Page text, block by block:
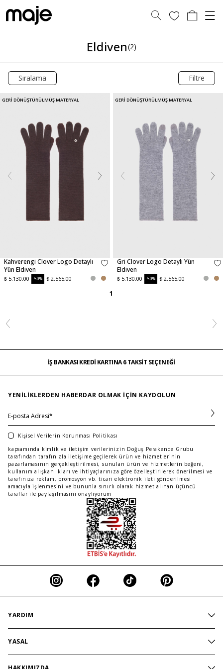
Eldiven(2)
Sıralama Filtre
GERİ DÖNÜŞTÜRÜLMÜŞ MATERYAL
Kahverengi Clover Logo Detaylı
Yün Eldiven
₺ 5.130,00 -50% ₺ 2.565,00
GERİ DÖNÜŞTÜRÜLMÜŞ MATERYAL
Gri Clover Logo Detaylı Yün
Eldiven
₺ 5.130,00 -50% ₺ 2.565,00
1
İŞ BANKASI KREDİ KARTINA 6 TAKSİT SEÇENEĞİ
…
YARDIM
Sık Sorulan Sorular
YASAL
YENILIKLERDEN HABERDAR OLMAK IÇIN KAYDOLUN
Kişisel Verilerin Korunması Politikası
kapsamında kimlik ve iletişim verilerinizin Doğuş Perakende Grubu
tarafından tarafınızla iletişime geçilerek ürün ve hizmetlerinin
pazarlamasının gerçekleştirilmesi, sunulan ürün ve hizmetlerin beğeni,
kullanım alışkanlıkları ve ihtiyaçlarınıza göre özelleştirilerek önerilmesi ve
tarafınıza reklam, promosyon vb. ticari elektronik ileti gönderilmesi
amacıyla işlenmesini ve bununla sınırlı olarak hizmet alınan üçüncü
taraflar ile paylaşılmasını onaylıyorum